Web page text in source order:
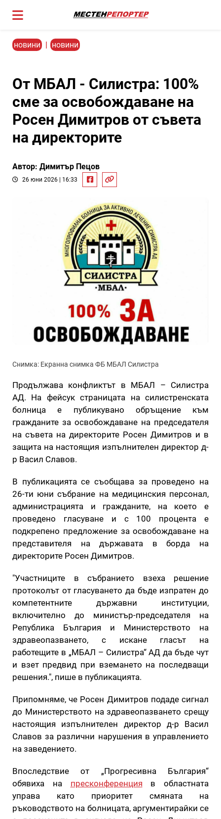
новини | новини
От МБАЛ - Силистра: 100%
сме за освобождаване на
Росен Димитров от съвета
на директорите
Автор: Димитър Пецов
26 юни 2026 | 16:33
Снимка: Екранна снимка ФБ МБАЛ Силистра
Продължава конфликтът в МБАЛ – Силистра
АД. На фейсук страницата на силистренската
болница е публикувано обръщение към
гражданите за освобождаване на председателя
на съвета на директорите Росен Димитров и в
защита на настоящия изпълнителен директор д-
р Васил Славов.
В публикацията се съобщава за проведено на
26-ти юни събрание на медицинския персонал,
администрацията и гражданите, на което е
проведено гласуване и с 100 процента е
подкрепено предложение за освобождаване на
представителя на държавата в борда на
директорите Росен Димитров.
"Участниците в събранието взеха решение
протоколът от гласуването да бъде изпратен до
компетентните държавни институции,
включително до министър-председателя на
Република България и Министерството на
здравеопазването, с искане гласът на
работещите в „МБАЛ – Силистра“ АД да бъде чут
и взет предвид при вземането на последващи
решения.", пише в публикацията.
Припомняме, че Росен Димитров подаде сигнал
до Министерството на здравеопазването срещу
настоящия изпълнителен директор д-р Васил
Славов за различни нарушения в управлението
на заведението.
Впоследствие от „Прогресивна България“
обявиха на пресконференция в областната
управа като приоритет смяната на
ръководството на болницата, аргументирайки се